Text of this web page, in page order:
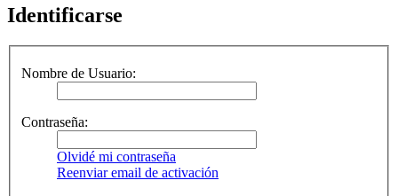
Identificarse
Nombre de Usuario:
Contraseña:
Olvidé mi contraseña
Reenviar email de activación